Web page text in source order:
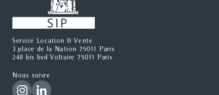
Service Location & Vente
3 place de la Nation 75011 Paris
248 bis bvd Voltaire 75011 Paris
Nous suivre